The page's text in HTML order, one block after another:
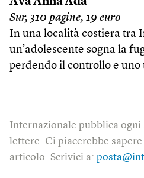
Sur, 310 pagine, 19 euro
In una località costiera tra
un’adolescente sogna la
perdendo il controllo e
Internazionale pubblica
lettere. Ci piacerebbe
articolo. Scrivici a: